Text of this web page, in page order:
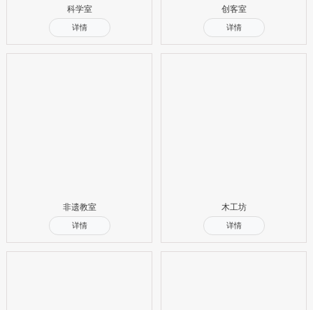
科学室
详情
创客室
详情
非遗教室
详情
木工坊
详情